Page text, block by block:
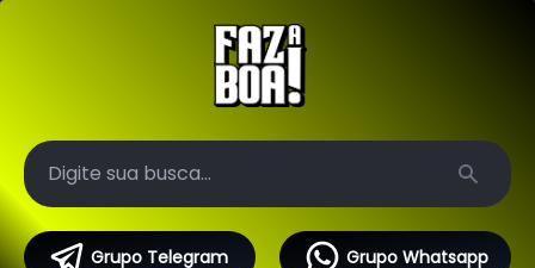
Search
Grupo Telegram Grupo Whatsapp